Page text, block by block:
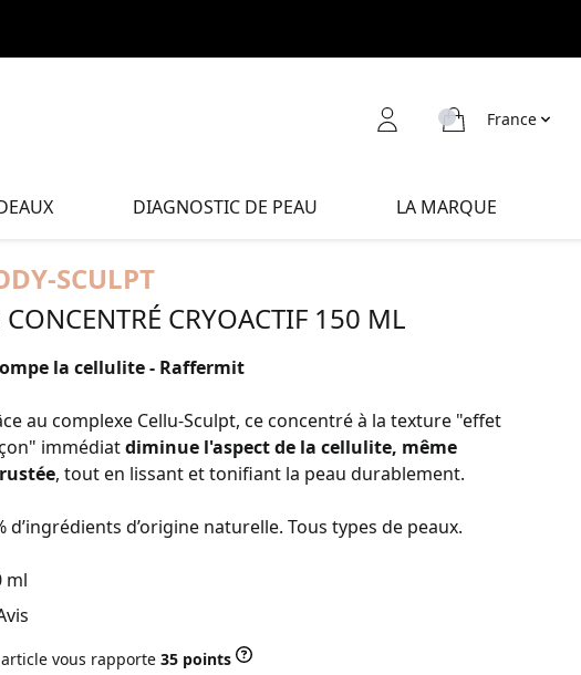
France
DIAGNOSTIC DE PEAU LA MARQUE
SCULPT
CONCENTRÉ CRYOACTIF 150 ML
la cellulite - Raffermit
au complexe Cellu-Sculpt, ce concentré à la texture "effet
immédiatdiminue l'aspect de la cellulite, même
, tout en lissant et tonifiant la peau durablement.
d’ingrédients d’origine naturelle. Tous types de peaux.
ml
article vous rapporte 35 points